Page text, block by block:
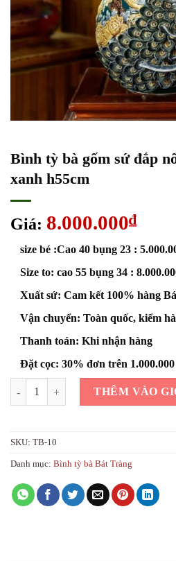
Bình tỳ bà gốm sứ đắp
xanh h55cm
Giá: 8.000.000₫
size bé :Cao 40 bụng 23 :
Size to: cao 55 bụng 34 :
Xuất sứ: Cam kết 100% hàng
Vận chuyển: Toàn quốc, kiểm
Thanh toán: Khi nhận hàng
Đặt cọc: 30% đơn trên
Bình tỳ bà gốm sứ đắp nổi công đào
THÊM VÀO
SKU: TB-10
Danh mục: Bình tỳ bà Bát Tràng